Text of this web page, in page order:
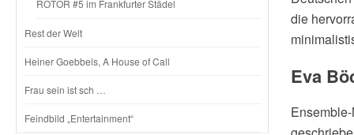
ROTOR #5 im Frankfurter Städel
Rest der Welt
Heiner Goebbels, A House of Call
Frau sein ist sch …
Feindbild „Entertainment“
die
Eva